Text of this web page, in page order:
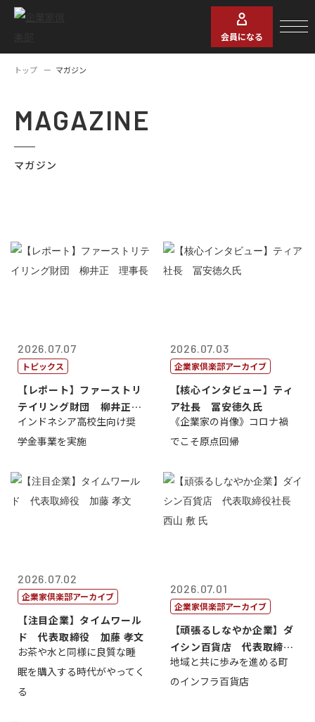
会員になる
トップ マガジン
MAGAZINE
マガジン
2026.07.07
トピックス
【レポート】ファーストリ
テイリング財団 柳井正
理事長
インドネシア高校生向け奨
学金事業を実施
2026.07.03
企業家倶楽部アーカイブ
【核心インタビュー】ティ
ア社長 冨安徳久氏
《企業家の肖像》コロナ禍
でこそ原点回帰
2026.07.02
企業家倶楽部アーカイブ
【注目企業】タイムワール
ド 代表取締役 加藤 孝文
お茶や水と同様に良質な睡
眠を購入する時代がやってく
る
2026.07.01
企業家倶楽部アーカイブ
【頑張るしなやか企業】ダ
イシン百貨店 代表取締役
社長 西山 ...
地域と共に歩みを進める町
のインフラ百貨店